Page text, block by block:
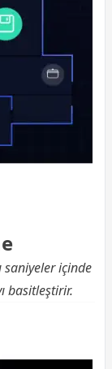
saniyeler içinde
basitleştirir.